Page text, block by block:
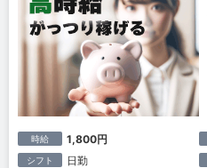
時給 1,800円
シフト 日勤